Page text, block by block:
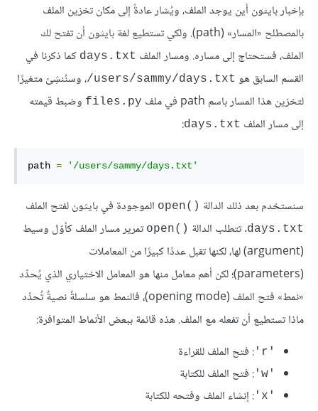
بإخبار بايثون أين يوجد الملف، ويُشار عادةً إلى مكان تخزين الملف
بالمصطلح «المسار» (path). ولكي تستطيع لغة بايثون أن تفتح لك
الملف، فستحتاج إلى مساره. ومسار الملف days.txt كما ذكرنا في
القسم السابق هو ‎/users/sammy/days.txt، وسنُنشِئ متغيرًا
لتخزين هذا المسار باسم path في ملف
files.py وضبط قيمته
إلى مسار الملف days.txt
:
path = '/users/sammy/days.txt'
سنستخدم بعد ذلك الدالة open()‎ الموجودة في بايثون لفتح الملف
days.txt. تتطلب الدالة open()‎ تمرير مسار الملف كأوّل وسيط
(argument) لها، لكنها تقبل عددًا كبيرًا من المعاملات
(parameters)؛ لكن أهم معامل منها هو المعامل الاختياري الذي يُحدِّد
«نمط» فتح الملف (opening mode)، فالنمط هو سلسلةٌ نصيةٌ تُحدِّد
ماذا تستطيع أن تفعله مع الملف. هذه قائمة ببعض الأنماط المتوافرة:
'r' : فتح الملف للقراءة
'w' : فتح الملف للكتابة
'x'
: إنشاء الملف وفتحه للكتابة